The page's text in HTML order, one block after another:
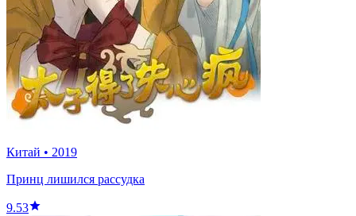
Китай • 2019
Принц лишился рассудка
9.53